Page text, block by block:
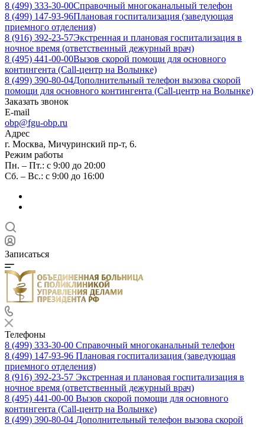
8 (499) 333-30-00Справочный многоканальный телефон
8 (499) 147-93-96Плановая госпитализация (заведующая
приемного отделения)
8 (916) 392-23-57Экстренная и плановая госпитализация в
ночное время (ответственный дежурный врач)
8 (495) 441-00-00Вызов скорой помощи для основного
контингента (Call-центр на Волынке)
8 (499) 390-80-04Дополнительный телефон вызова скорой
помощи для основного контингента (Call-центр на Волынке)
Заказать звонок
E-mail
obp@fgu-obp.ru
Адрес
г. Москва, Мичуринский пр-т, 6.
Режим работы
Пн. – Пт.: с 9:00 до 20:00
Сб. – Вс.: с 9:00 до 16:00
Записаться
Телефоны
8 (499) 333-30-00 Справочный многоканальный телефон
8 (499) 147-93-96 Плановая госпитализация (заведующая
приемного отделения)
8 (916) 392-23-57 Экстренная и плановая госпитализация в
ночное время (ответственный дежурный врач)
8 (495) 441-00-00 Вызов скорой помощи для основного
контингента (Call-центр на Волынке)
8 (499) 390-80-04 Дополнительный телефон вызова скорой